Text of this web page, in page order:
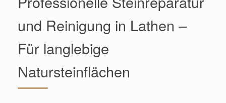
und Reinigung in Lathen –
Für langlebige
Natursteinflächen